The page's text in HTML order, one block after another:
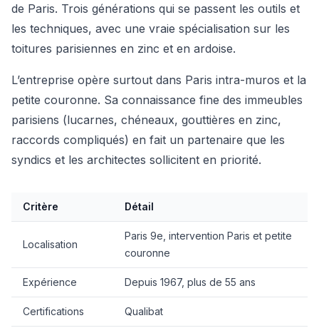
de Paris. Trois générations qui se passent les outils et
les techniques, avec une vraie spécialisation sur les
toitures parisiennes en zinc et en ardoise.
L’entreprise opère surtout dans Paris intra-muros et la
petite couronne. Sa connaissance fine des immeubles
parisiens (lucarnes, chéneaux, gouttières en zinc,
raccords compliqués) en fait un partenaire que les
syndics et les architectes sollicitent en priorité.
Critère Détail
Localisation
Paris 9e, intervention Paris et petite
couronne
Expérience Depuis 1967, plus de 55 ans
Certifications Qualibat